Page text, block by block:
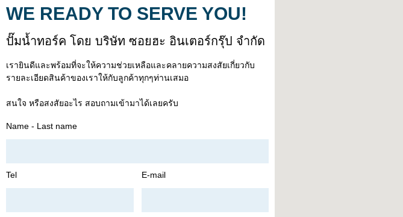
WE READY TO SERVE YOU!
ปั๊มน้ำทอร์ค โดย บริษัท ซอยฮะ อินเตอร์กรุ๊ป จำกัด
เรายินดีและพร้อมที่จะให้ความช่วยเหลือและคลายความสงสัยเกี่ยวกับ
รายละเอียดสินค้าของเราให้กับลูกค้าทุกๆท่านเสมอ
สนใจ หรือสงสัยอะไร สอบถามเข้ามาได้เลยครับ
Name - Last name
Tel E-mail